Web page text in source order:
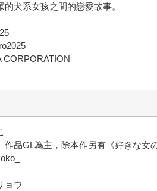
的犬系女孩之間的戀愛故事。
CORPORATION
作品GL為主，除本作另有《好きな女
ョウ